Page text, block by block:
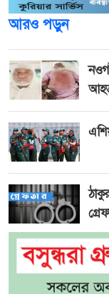
আরও পড়ুন